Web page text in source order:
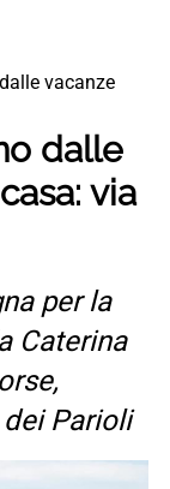
vacanze
dalle
via
per la
Caterina
Parioli